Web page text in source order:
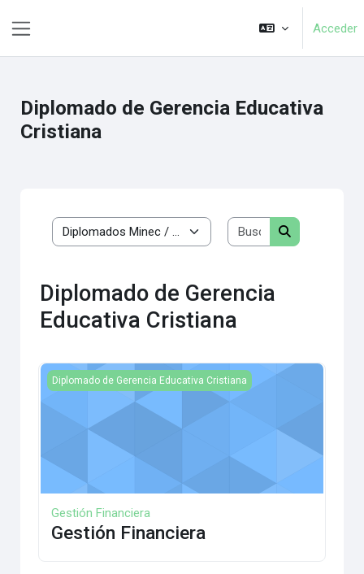
Acceder
Diplomado de Gerencia Educativa
Cristiana
Categorías
Buscar cursos
Buscar cursos
Diplomado de Gerencia
Educativa Cristiana
Gestión Financiera
Diplomado de Gerencia Educativa Cristiana
Gestión Financiera
Gestión Financiera